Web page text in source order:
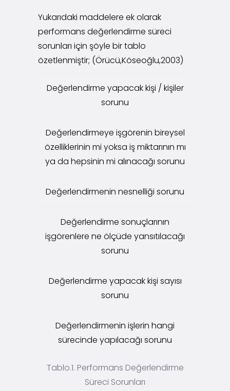
Yukarıdaki maddelere ek olarak
performans değerlendirme süreci
sorunları için şöyle bir tablo
özetlenmiştir; (Örücü,Köseoğlu,2003)
Değerlendirme yapacak kişi / kişiler
sorunu
Değerlendirmeye işgörenin bireysel
özelliklerinin mi yoksa iş miktarının mı
ya da hepsinin mi alınacağı sorunu
Değerlendirmenin nesnelliği sorunu
Değerlendirme sonuçlarının
işgörenlere ne ölçüde yansıtılacağı
sorunu
Değerlendirme yapacak kişi sayısı
sorunu
Değerlendirmenin işlerin hangi
sürecinde yapılacağı sorunu
Tablo.1. Performans Değerlendirme
Süreci Sorunları